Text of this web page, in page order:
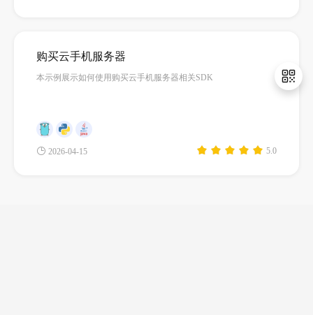
购买云手机服务器
本示例展示如何使用购买云手机服务器相关SDK
2026-04-15 5.0